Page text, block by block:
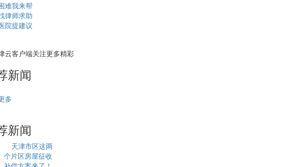
难我来帮
律师求助
院提建议
云客户端关注更多精彩
新闻
多
新闻
天津市区这两
个片区房屋征收